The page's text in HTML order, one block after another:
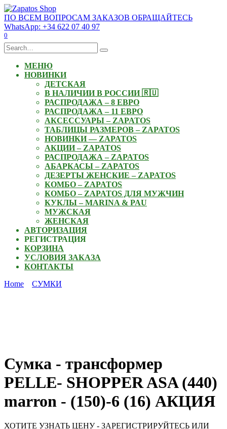
Skip
to
content
ПО ВСЕМ ВОПРОСАМ ЗАКАЗОВ ОБРАЩАЙТЕСЬ
WhatsApp: +34 622 07 40 97
0
Search
for:
МЕНЮ
НОВИНКИ
ДЕТСКАЯ
В НАЛИЧИИ В РОССИИ 🇷🇺
РАСПРОДАЖА – 8 ЕВРО
РАСПРОДАЖА – 11 ЕВРО
АКСЕССУАРЫ – ZAPATOS
ТАБЛИЦЫ РАЗМЕРОВ – ZAPATOS
НОВИНКИ — ZAPATOS
АКЦИИ – ZAPATOS
РАСПРОДАЖА – ZAPATOS
АБАРКАСЫ – ZAPATOS
ДЕЗЕРТЫ ЖЕНСКИЕ – ZAPATOS
КОМБО – ZAPATOS
КОМБО – ZAPATOS ДЛЯ МУЖЧИН
КУКЛЫ – MARINA & PAU
МУЖСКАЯ
ЖЕНСКАЯ
АВТОРИЗАЦИЯ
РЕГИСТРАЦИЯ
КОРЗИНА
УСЛОВИЯ ЗАКАЗА
КОНТАКТЫ
Home
СУМКИ
Сумка - трансформер
PELLE- SHOPPER ASA (440)
marron - (150)-6 (16) АКЦИЯ
ХОТИТЕ УЗНАТЬ ЦЕНУ - ЗАРЕГИСТРИРУЙТЕСЬ ИЛИ